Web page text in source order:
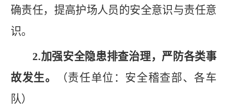
确责任，提高护场人员的安全意识与责任意
识。
2.加强安全隐患排查治理，严防各类事
故发生。
（责任单位：安全稽查部、各车
队）